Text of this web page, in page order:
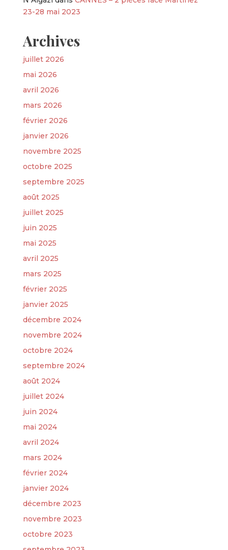
23-28 mai 2023
Archives
juillet 2026
mai 2026
avril 2026
mars 2026
février 2026
janvier 2026
novembre 2025
octobre 2025
septembre 2025
août 2025
juillet 2025
juin 2025
mai 2025
avril 2025
mars 2025
février 2025
janvier 2025
décembre 2024
novembre 2024
octobre 2024
septembre 2024
août 2024
juillet 2024
juin 2024
mai 2024
avril 2024
mars 2024
février 2024
janvier 2024
décembre 2023
novembre 2023
octobre 2023